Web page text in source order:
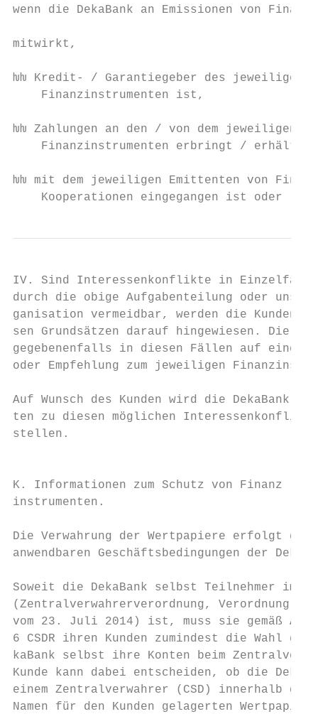
wenn die DekaBank an Emissionen von
mitwirkt,
ƕƕ Kredit- / Garantiegeber des jeweiligen
Finanz­instrumenten ist,
ƕƕ Zahlungen an den / von dem
Finanz­instrumenten erbringt / erhält,
ƕƕ mit dem jeweiligen Emittenten von
    Kooperationen eingegangen ist oder
IV. Sind Interessenkonflikte in Einzelfällen
durch die obige Aufgabenteilung oder
ganisation vermeidbar, werden die Kunden
sen Grundsätzen darauf hingewiesen.
gegebenenfalls in diesen Fällen auf eine
oder Empfehlung zum jeweiligen
Auf Wunsch des Kunden wird die
ten zu diesen möglichen
stellen.
K. Informationen zum Schutz von
instrumenten.
Die Verwahrung der Wertpapiere erfolgt
anwendbaren Geschäftsbedingungen der
Soweit die DekaBank selbst Teilnehmer
(Zentralverwahrerverordnung, Verordnung
vom 23. Juli 2014) ist, muss sie gemäß
6 CSDR ihren Kunden zumindest die Wahl
kaBank selbst ihre Konten beim
Kunde kann dabei entscheiden, ob die
einem Zentralverwahrer (CSD) innerhalb
Namen für den Kunden gelagerten